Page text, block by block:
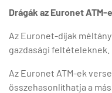
Drágák az Euronet ATM-
Az Euronet-díjak
gazdasági feltételeknek.
Az Euronet ATM-ek
összehasonlíthatja a